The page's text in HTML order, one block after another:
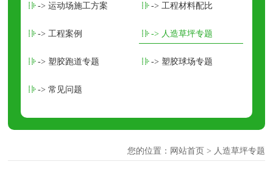
-> 运动场施工方案 -> 工程材料配比
-> 工程案例 -> 人造草坪专题
-> 塑胶跑道专题 -> 塑胶球场专题
-> 常见问题
您的位置： 网站首页> 人造草坪专题